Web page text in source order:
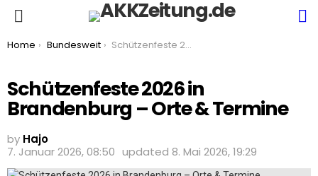
You are here:
Home Bundesweit Schützenfeste 2026 in Brandenburg – Orte & Termine
Schützenfeste 2026 in
Brandenburg – Orte & Termine
by Hajo
7. Januar 2026, 08:50 updated 8. Mai 2026, 19:29